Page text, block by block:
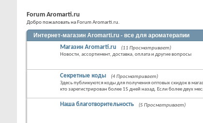
Forum Aromarti.ru
Добро пожаловать на Forum Aromarti.ru.
Интернет-магазин Aromarti.ru - все для ароматерапии
Магазин Aromarti.ru
(11 Просматривает)
Новости, ассортимент, доставка, оплата и другие вопросы
Секретные коды
(4 Просматривает)
Здесь публикуются коды для получения оптовых скидок в
кто зарегистрирован более 15 дней назад. Если более двух
Наша благотворительность (5 Просматривает)